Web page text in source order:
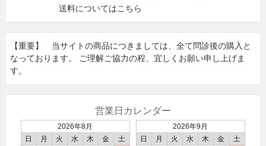
送料についてはこちら
【重要】 当サイトの商品につきましては、全て問診後の購⼊と
なっております。 ご理解ご協⼒の程、宜しくお願い申し上げま
す。
営業日カレンダー
2026年8月
日
月 火 水 木 金
土
2026年9月
日
月 火 水 木 金
土